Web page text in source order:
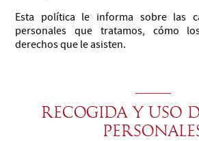
Esta política le informa sobre las
personales que tratamos, cómo
derechos que le asisten.
Recogida y uso